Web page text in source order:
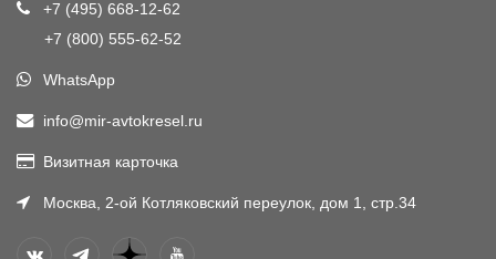
+7 (495) 668-12-62
+7 (800) 555-62-52
WhatsApp
info@mir-avtokresel.ru
Визитная карточка
Москва, 2-ой Котляковский переулок, дом 1, стр.34